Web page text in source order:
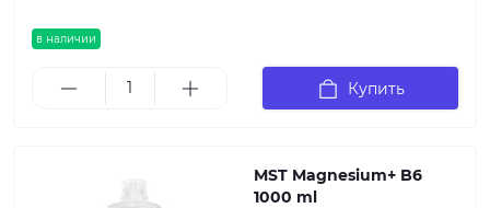
в наличии
Купить
MST Magnesium+ B6
1000 ml